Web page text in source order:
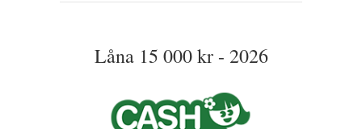
Låna 15 000 kr - 2026